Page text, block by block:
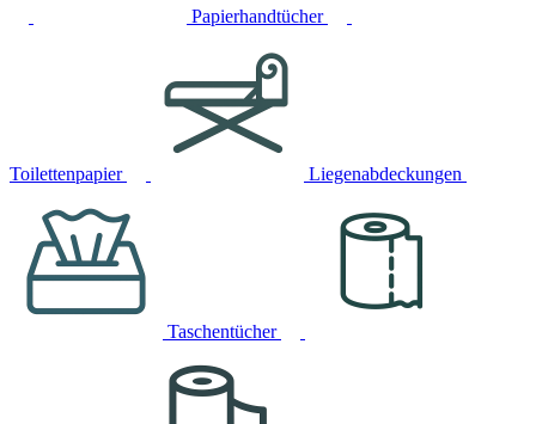
Papierhandtücher
Toilettenpapier Liegenabdeckungen
Taschentücher